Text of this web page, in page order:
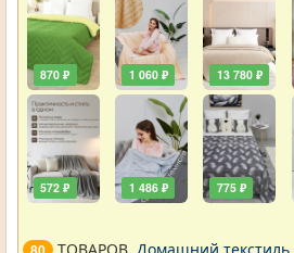
870 ₽
572 ₽
1 060 ₽
1 486 ₽
13 780 ₽
775 ₽